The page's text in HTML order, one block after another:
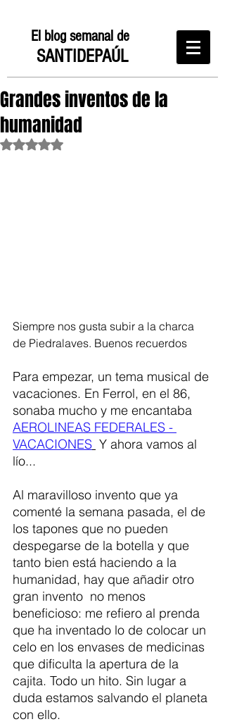
El blog semanal de
SANTIDEPAÚL
Grandes inventos de la
humanidad
Obtuvo NaN de 5 estrellas.
Siempre nos gusta subir a la charca
de Piedralaves. Buenos recuerdos
Para empezar, un tema musical de
vacaciones. En Ferrol, en el 86,
sonaba mucho y me encantaba
AEROLINEAS FEDERALES -
VACACIONES Y ahora vamos al
lío...
Al maravilloso invento que ya
comenté la semana pasada, el de
los tapones que no pueden
despegarse de la botella y que
tanto bien está haciendo a la
humanidad, hay que añadir otro
gran invento  no menos
beneficioso: me refiero al prenda
que ha inventado lo de colocar un
celo en los envases de medicinas
que dificulta la apertura de la
cajita. Todo un hito. Sin lugar a
duda estamos salvando el planeta
con ello.